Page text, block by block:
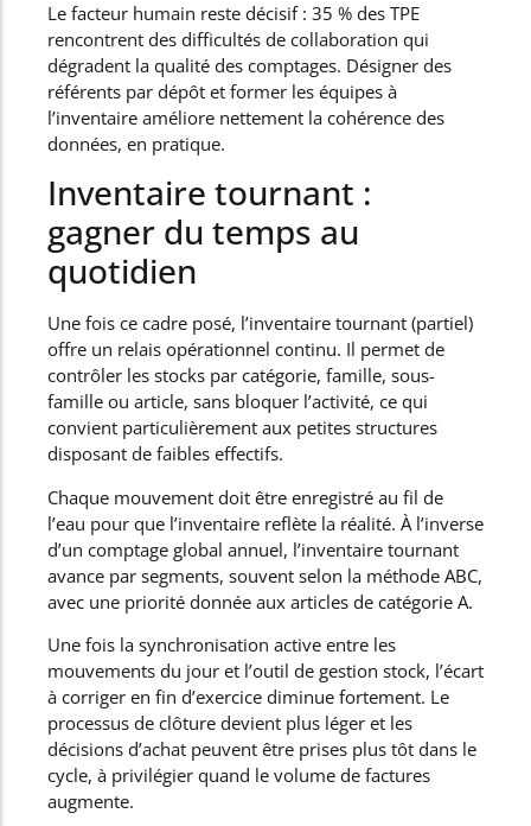
Le facteur humain reste décisif : 35 % des TPE
rencontrent des difficultés de collaboration qui
dégradent la qualité des comptages. Désigner des
référents par dépôt et former les équipes à
l’inventaire améliore nettement la cohérence des
données, en pratique.
Inventaire tournant :
gagner du temps au
quotidien
Une fois ce cadre posé, l’inventaire tournant (partiel)
offre un relais opérationnel continu. Il permet de
contrôler les stocks par catégorie, famille, sous-
famille ou article, sans bloquer l’activité, ce qui
convient particulièrement aux petites structures
disposant de faibles effectifs.
Chaque mouvement doit être enregistré au fil de
l’eau pour que l’inventaire reflète la réalité. À l’inverse
d’un comptage global annuel, l’inventaire tournant
avance par segments, souvent selon la méthode ABC,
avec une priorité donnée aux articles de catégorie A.
Une fois la synchronisation active entre les
mouvements du jour et l’outil de gestion stock, l’écart
à corriger en fin d’exercice diminue fortement. Le
processus de clôture devient plus léger et les
décisions d’achat peuvent être prises plus tôt dans le
cycle, à privilégier quand le volume de factures
augmente.